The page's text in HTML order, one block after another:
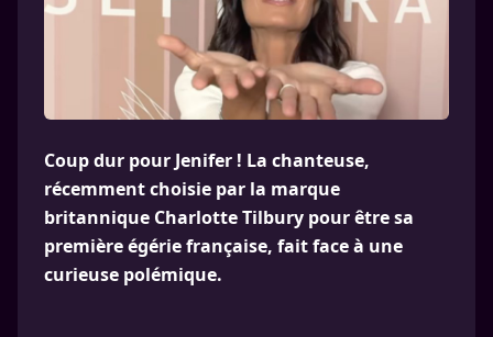
Coup dur pour Jenifer ! La chanteuse,
récemment choisie par la marque
britannique Charlotte Tilbury pour être sa
première égérie française, fait face à une
curieuse polémique.